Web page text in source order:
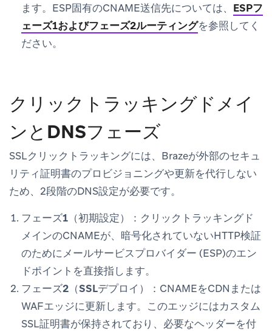
ます。ESP固有のCNAME送信先については、 ESPフ
ェーズ1およびフェーズ2ルーティングを参照してく
ださい。
クリックトラッキングドメイ
ンとDNSフェーズ
SSLクリックトラッキングには、Brazeが外部のセキュ
リティ証明書のプロビジョニングや更新を代行しない
ため、2段階のDNS設定が必要です。
フェーズ1（初期設定）： クリックトラッキングド
メインのCNAMEが、暗号化されていないHTTP検証
のためにメールサービスプロバイダー (ESP)のエン
ドポイントを直接指します。
フェーズ2（SSLデプロイ）： CNAMEをCDNまたは
WAFエッジに更新します。このエッジにはカスタム
SSL証明書が保持されており、必要なヘッダーを付